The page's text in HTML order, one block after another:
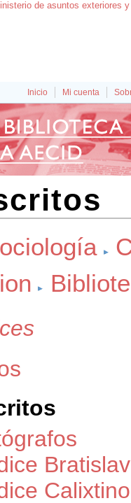
Inicio Mi cuenta
Calixtino